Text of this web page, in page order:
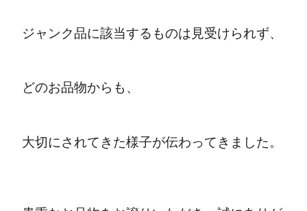
ジャンク品に該当するものは見受けられず、
どのお品物からも、
大切にされてきた様子が伝わってきました。